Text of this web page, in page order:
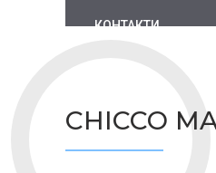
КОНТАКТИ
CHICCO